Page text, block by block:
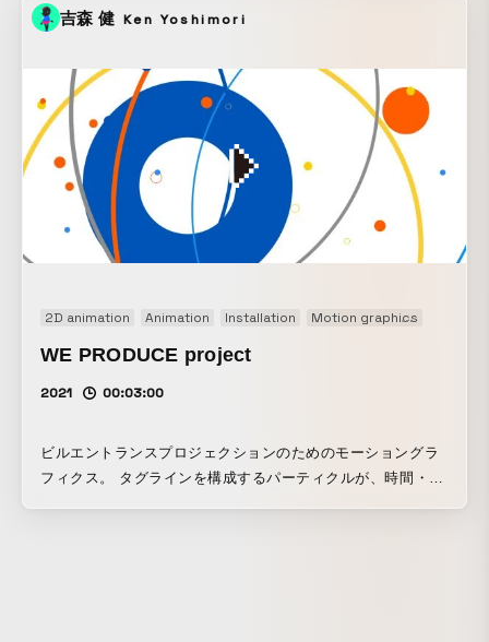
度と見ることができません。この映像の滝は、普段はエント
います。
吉森 健 Ken Yoshimori
2D animation Animation Installation Motion graphics
WE PRODUCE project
2021 00:03:00
ビルエントランスプロジェクションのためのモーショングラ
フィクス。 タグラインを構成するパーティクルが、時間・天